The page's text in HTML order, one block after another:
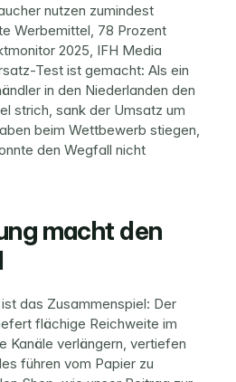
nutzen zumindest
Werbemittel, 78 Prozent
2025, IFH Media
Test ist gemacht: Als ein
in den Niederlanden den
strich, sank der Umsatz um
beim Wettbewerb stiegen,
den Wegfall nicht
macht den
das Zusammenspiel: Der
flächige Reichweite im
Kanäle verlängern, vertiefen
führen vom Papier zu